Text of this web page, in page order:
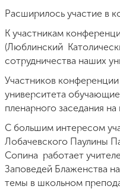
Расширилось участие в
К участникам
(Люблинский
сотрудничества наших
Участников конференции
университета
пленарного заседания
С большим интересом
Лобачевского Паулины
Сопина работает
Заповедей Блаженства
темы в школьном